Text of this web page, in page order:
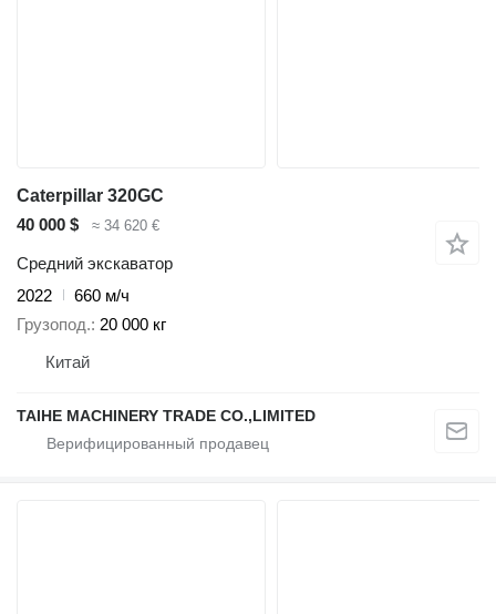
Caterpillar 320GC
40 000 $
≈ 34 620 €
Средний экскаватор
2022
660 м/ч
Грузопод. 20 000 кг
Китай
TAIHE MACHINERY TRADE CO.,LIMITED